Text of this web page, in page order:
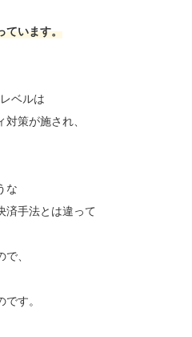
ています。
ベルは
策が施され、
な
済手法とは違って
、
す。